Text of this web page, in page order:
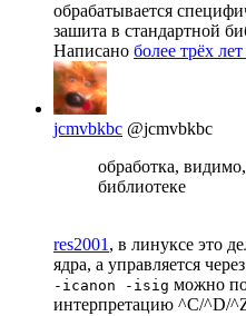
обрабатывается
зашита в стандартной
Написано более трёх
jcmvbkbc @jcmvbkbc
обработка,
библиотеке
res2001 , в линуксе это
ядра, а управляется
-icanon -isig можно
интерпретацию ^C/^D/